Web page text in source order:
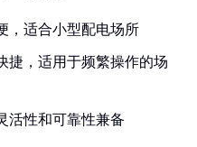
，适合小型配电场所
捷，适用于频繁操作的场
活性和可靠性兼备